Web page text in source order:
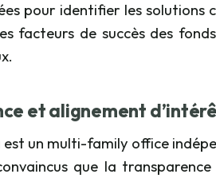
pour identifier les
facteurs de succès des
et alignement
est un multi-family office
que la